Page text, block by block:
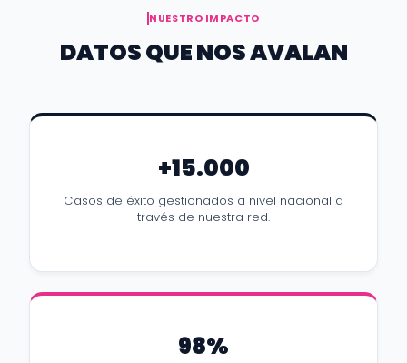
NUESTRO IMPACTO
DATOS QUE NOS AVALAN
+15.000
Casos de éxito gestionados a nivel nacional a
través de nuestra red.
98%